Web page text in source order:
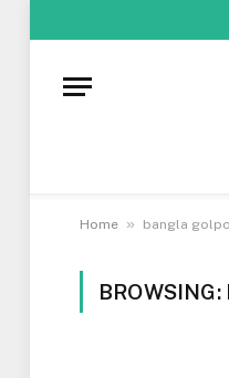
Home » bangla golpo
BROWSING: